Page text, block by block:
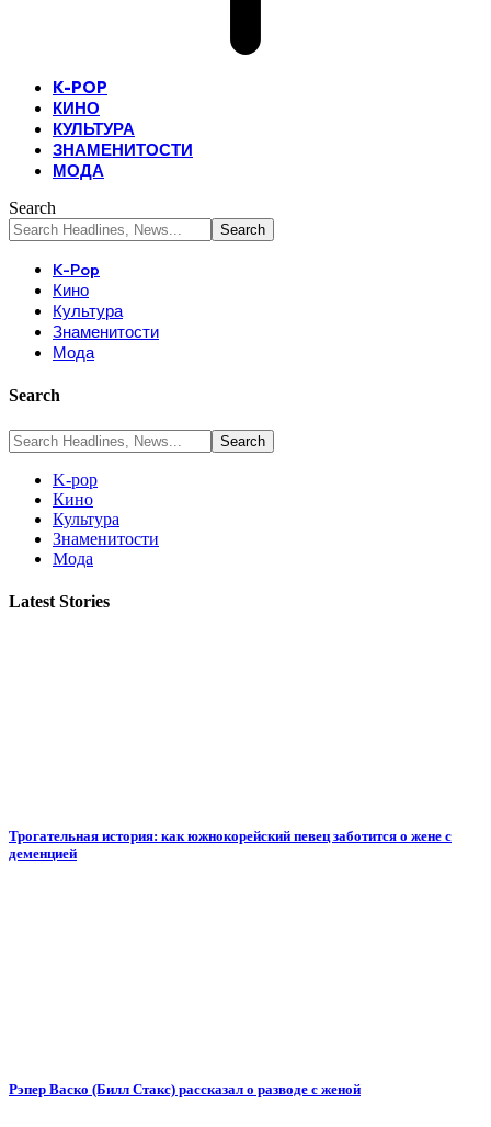
K-POP
КИНО
КУЛЬТУРА
ЗНАМЕНИТОСТИ
МОДА
Search
K-Pop
Кино
Культура
Знаменитости
Мода
Search
K-pop
Кино
Культура
Знаменитости
Мода
Latest Stories
Трогательная история: как южнокорейский певец заботится о жене с
деменцией
Рэпер Васко (Билл Стакс) рассказал о разводе с женой